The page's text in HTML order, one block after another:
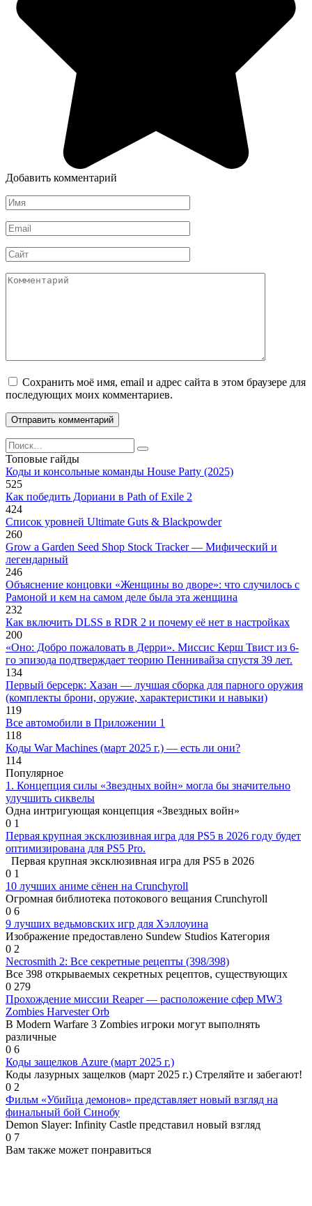
Добавить комментарий
Имя
*
Email
*
Сайт
Комментарий
Сохранить моё имя, email и адрес сайта в этом браузере для
последующих моих комментариев.
Search
for:
Топовые гайды
Коды и консольные команды House Party (2025)
525
Как победить Дориани в Path of Exile 2
424
Список уровней Ultimate Guts & Blackpowder
260
Grow a Garden Seed Shop Stock Tracker — Мифический и
легендарный
246
Объяснение концовки «Женщины во дворе»: что случилось с
Рамоной и кем на самом деле была эта женщина
232
Как включить DLSS в RDR 2 и почему её нет в настройках
200
«Оно: Добро пожаловать в Дерри». Миссис Керш Твист из 6-
го эпизода подтверждает теорию Пеннивайза спустя 39 лет.
134
Первый берсерк: Хазан — лучшая сборка для парного оружия
(комплекты брони, оружие, характеристики и навыки)
119
Все автомобили в Приложении 1
118
Коды War Machines (март 2025 г.) — есть ли они?
114
Популярное
1. Концепция силы «Звездных войн» могла бы значительно
улучшить сиквелы
Одна интригующая концепция «Звездных войн»
0 1
Первая крупная эксклюзивная игра для PS5 в 2026 году будет
оптимизирована для PS5 Pro.
Первая крупная эксклюзивная игра для PS5 в 2026
0 1
10 лучших аниме сёнен на Crunchyroll
Огромная библиотека потокового вещания Crunchyroll
0 6
9 лучших ведьмовских игр для Хэллоуина
Изображение предоставлено Sundew Studios Категория
0 2
Necrosmith 2: Все секретные рецепты (398/398)
Все 398 открываемых секретных рецептов, существующих
0 279
Прохождение миссии Reaper — расположение сфер MW3
Zombies Harvester Orb
В Modern Warfare 3 Zombies игроки могут выполнять
различные
0 6
Коды защелков Azure (март 2025 г.)
Коды лазурных защелков (март 2025 г.) Стреляйте и забегают!
0 2
Фильм «Убийца демонов» представляет новый взгляд на
финальный бой Синобу
Demon Slayer: Infinity Castle представил новый взгляд
0 7
Вам также может понравиться